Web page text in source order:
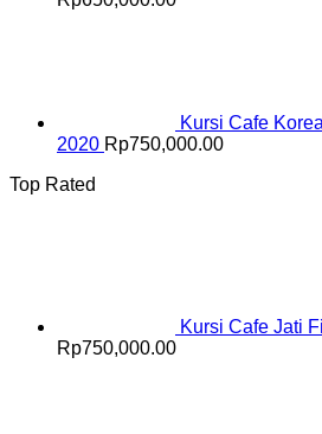
Kursi Cafe
2020 Rp750,000.00
Top Rated
Kursi Cafe Jati
Rp750,000.00